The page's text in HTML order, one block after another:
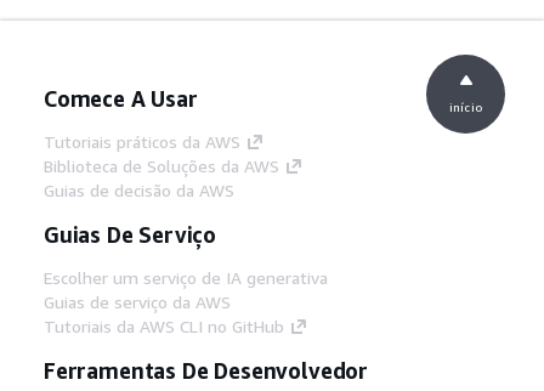
Comece A Usar
Tutoriais práticos da AWS
Biblioteca de Soluções da AWS
Guias de decisão da AWS
Guias De Serviço
Escolher um serviço de IA generativa
Guias de serviço da AWS
Tutoriais da AWS CLI no GitHub
Ferramentas De Desenvolvedor
início